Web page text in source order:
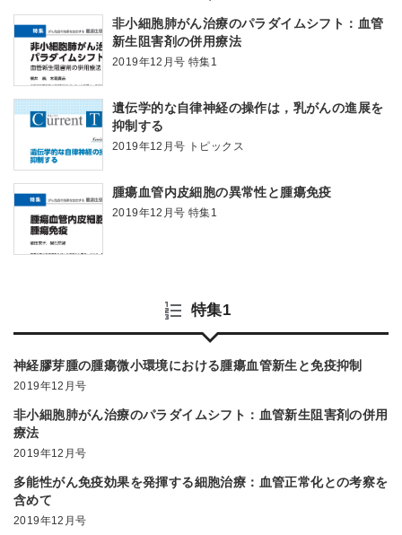
非小細胞肺がん治療のパラダイムシフト：血管
新生阻害剤の併用療法
2019年12月号 特集1
遺伝学的な自律神経の操作は，乳がんの進展を
抑制する
2019年12月号 トピックス
腫瘍血管内皮細胞の異常性と腫瘍免疫
2019年12月号 特集1
特集1
神経膠芽腫の腫瘍微小環境における腫瘍血管新生と免疫抑制
2019年12月号
非小細胞肺がん治療のパラダイムシフト：血管新生阻害剤の併用
療法
2019年12月号
多能性がん免疫効果を発揮する細胞治療：血管正常化との考察を
含めて
2019年12月号